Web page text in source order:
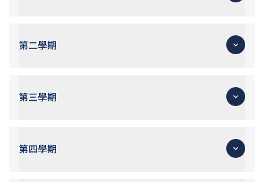
第二學期
第三學期
第四學期